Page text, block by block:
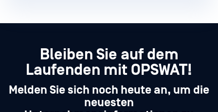
Bleiben Sie auf dem
Laufenden mit OPSWAT!
Melden Sie sich noch heute an, um die
neuesten